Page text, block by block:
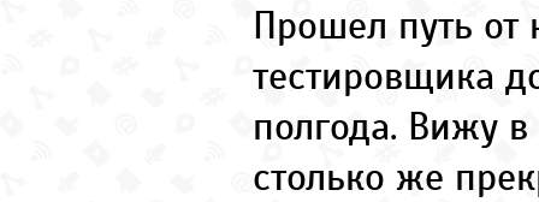
Прошел путь
тестировщика
полгода. Вижу
столько же